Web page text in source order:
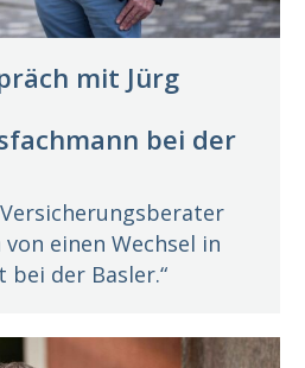
mit Jürg
bei der
einen Wechsel in
bei der Basler.“